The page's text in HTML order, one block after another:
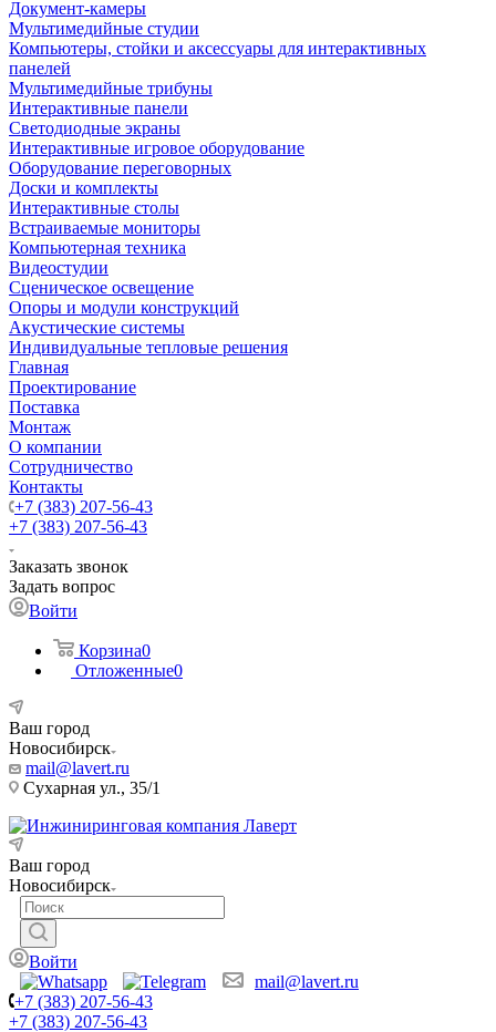
Документ-камеры
Мультимедийные студии
Компьютеры, стойки и аксессуары для интерактивных
панелей
Мультимедийные трибуны
Интерактивные панели
Светодиодные экраны
Интерактивные игровое оборудование
Оборудование переговорных
Доски и комплекты
Интерактивные столы
Встраиваемые мониторы
Компьютерная техника
Видеостудии
Cценическое освещение
Опоры и модули конструкций
Акустические системы
Индивидуальные тепловые решения
Главная
Проектирование
Поставка
Монтаж
О компании
Сотрудничество
Контакты
+7 (383) 207-56-43
+7 (383) 207-56-43
Заказать звонок
Задать вопрос
Войти
Корзина0
Отложенные0
Ваш город
Новосибирск
mail@lavert.ru
Сухарная ул., 35/1
Ваш город
Новосибирск
Войти
mail@lavert.ru
+7 (383) 207-56-43
+7 (383) 207-56-43